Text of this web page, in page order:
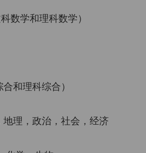
数学和理科数学）
和理科综合）
理，政治，社会，经济